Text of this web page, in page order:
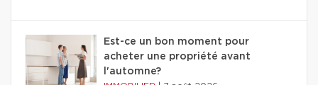
Est-ce un bon moment pour
acheter une propriété avant
l'automne?